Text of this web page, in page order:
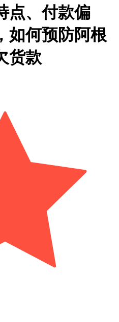
点、付款偏
如何预防阿根
货款